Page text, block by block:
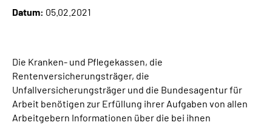
Beratung & Kontakt
Über uns & Presse
Online-Services
Datum: 05.02.2021
Die Kranken- und Pflegekassen, die
Rentenversicherungsträger, die
Unfallversicherungsträger und die Bundesagentur für
Arbeit benötigen zur Erfüllung ihrer Aufgaben von allen
Arbeitgebern Informationen über die bei ihnen